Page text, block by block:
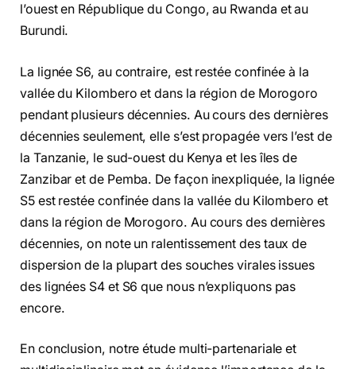
l’ouest en République du Congo, au Rwanda et au
Burundi.
La lignée S6, au contraire, est restée confinée à la
vallée du Kilombero et dans la région de Morogoro
pendant plusieurs décennies. Au cours des dernières
décennies seulement, elle s’est propagée vers l’est de
la Tanzanie, le sud-ouest du Kenya et les îles de
Zanzibar et de Pemba. De façon inexpliquée, la lignée
S5 est restée confinée dans la vallée du Kilombero et
dans la région de Morogoro. Au cours des dernières
décennies, on note un ralentissement des taux de
dispersion de la plupart des souches virales issues
des lignées S4 et S6 que nous n’expliquons pas
encore.
En conclusion, notre étude multi-partenariale et